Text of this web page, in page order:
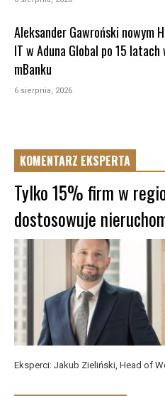
Aleksander Gawroński nowym
IT w Aduna Global po 15 latach
mBanku
6 sierpnia, 2026
KOMENTARZ EKSPERTA
Tylko 15% firm w
dostosowuje
Eksperci: Jakub Zieliński, Head of